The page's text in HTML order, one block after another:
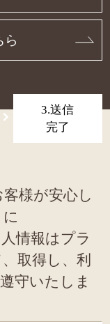
ら
3.送信
完了
様が安心し
情報はプラ
取得し、利
守いたしま